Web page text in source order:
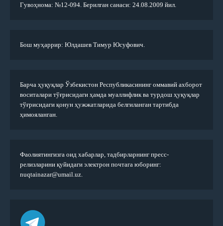
Гувоҳнома: №12-094. Берилган санаси: 24.08.2009 йил.
Бош муҳаррир: Юлдашев Тимур Юсуфович.
Барча ҳуқуқлар Ўзбекистон Республикасининг оммавий ахборот
воситалари тўғрисидаги ҳамда муаллифлик ва турдош ҳуқуқлар
тўғрисидаги қонун ҳужжатларида белгиланган тартибда
ҳимояланган.
Фаолиятингизга оид хабарлар, тадбирларнинг пресс-
релизларини қуйидаги электрон почтага юборинг:
nuqtainazar@umail.uz.